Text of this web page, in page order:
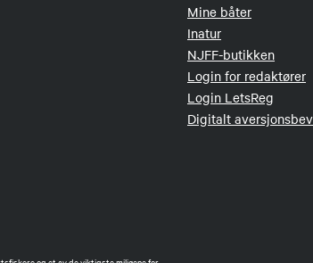
Mine båter
Inatur
NJFF-butikken
Login for redaktører
Login LetsReg
Digitalt